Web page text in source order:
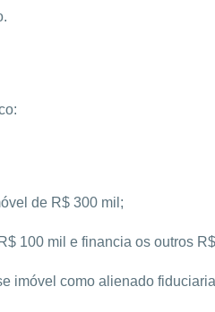
de R$ 300 mil;
100 mil e financia os outros
imóvel como alienado